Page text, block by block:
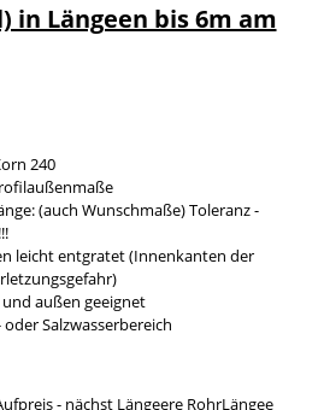
in Längeen bis 6m am
240
(auch Wunschmaße) Toleranz -
leicht entgratet (Innenkanten der
außen geeignet
Salzwasserbereich
- nächst Längeere RohrLängee